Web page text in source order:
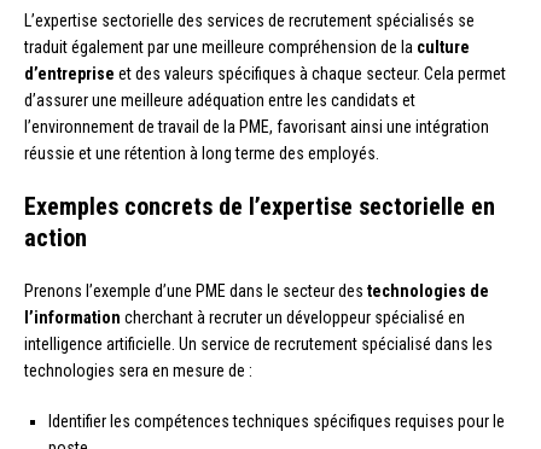
L’expertise sectorielle des services de recrutement spécialisés se
traduit également par une meilleure compréhension de la culture
d’entreprise et des valeurs spécifiques à chaque secteur. Cela permet
d’assurer une meilleure adéquation entre les candidats et
l’environnement de travail de la PME, favorisant ainsi une intégration
réussie et une rétention à long terme des employés.
Exemples concrets de l’expertise sectorielle en
action
Prenons l’exemple d’une PME dans le secteur des technologies de
l’information cherchant à recruter un développeur spécialisé en
intelligence artificielle. Un service de recrutement spécialisé dans les
technologies sera en mesure de :
Identifier les compétences techniques spécifiques requises pour le